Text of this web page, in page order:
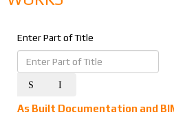
Enter Part of Title
As Built Documentation and